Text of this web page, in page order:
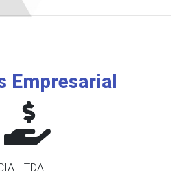
Empresarial
LTDA.